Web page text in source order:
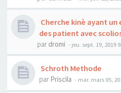
Cherche kinè ayant un
des patient avec
par dromi - jeu. sept. 19, 2019
Schroth Methode
par Priscila - mar. mars 05,